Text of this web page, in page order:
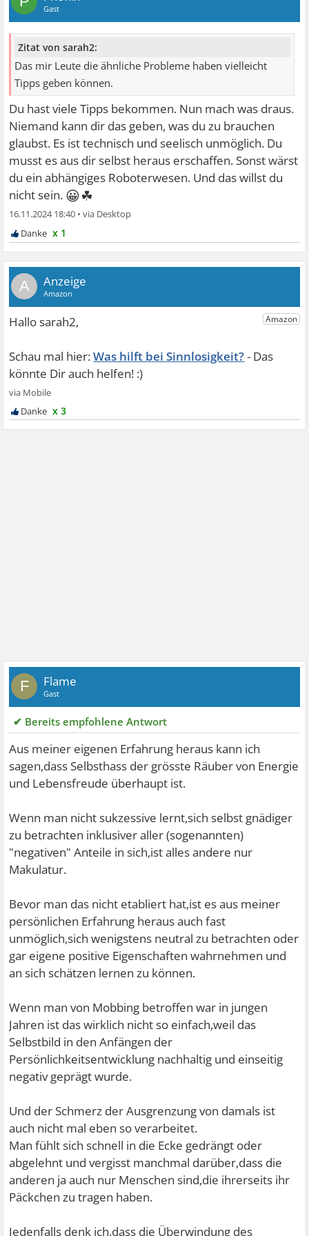
Gast
Zitat von sarah2:
Das mir Leute die ähnliche Probleme haben vielleicht
Tipps geben können.
Du hast viele Tipps bekommen. Nun mach was draus.
Niemand kann dir das geben, was du zu brauchen
glaubst. Es ist technisch und seelisch unmöglich. Du
musst es aus dir selbst heraus erschaffen. Sonst wärst
du ein abhängiges Roboterwesen. Und das willst du
nicht sein. 😀☘
16.11.2024 18:40 •
x 1
A
Was hilft bei Sinnlosigkeit?
x 3
F Flame
Gast
✔ Bereits empfohlene Antwort
Aus meiner eigenen Erfahrung heraus kann ich
sagen,dass Selbsthass der grösste Räuber von Energie
und Lebensfreude überhaupt ist.
Wenn man nicht sukzessive lernt,sich selbst gnädiger
zu betrachten inklusiver aller (sogenannten)
"negativen" Anteile in sich,ist alles andere nur
Makulatur.
Bevor man das nicht etabliert hat,ist es aus meiner
persönlichen Erfahrung heraus auch fast
unmöglich,sich wenigstens neutral zu betrachten oder
gar eigene positive Eigenschaften wahrnehmen und
an sich schätzen lernen zu können.
Wenn man von Mobbing betroffen war in jungen
Jahren ist das wirklich nicht so einfach,weil das
Selbstbild in den Anfängen der
Persönlichkeitsentwicklung nachhaltig und einseitig
negativ geprägt wurde.
Und der Schmerz der Ausgrenzung von damals ist
auch nicht mal eben so verarbeitet.
Man fühlt sich schnell in die Ecke gedrängt oder
abgelehnt und vergisst manchmal darüber,dass die
anderen ja auch nur Menschen sind,die ihrerseits ihr
Päckchen zu tragen haben.
Jedenfalls denk ich,dass die Überwindung des